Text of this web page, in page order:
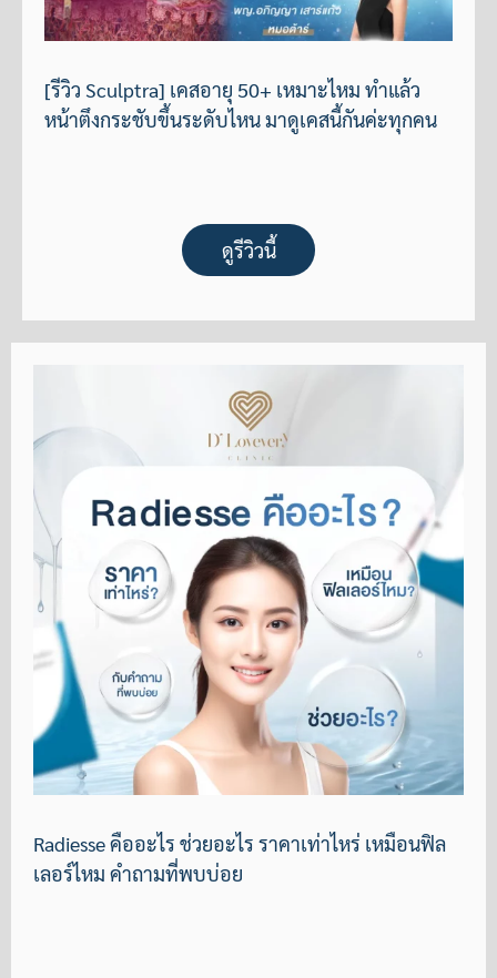
[รีวิว Sculptra] เคสอายุ 50+ เหมาะไหม ทำแล้ว
หน้าตึงกระชับขึ้นระดับไหน มาดูเคสนี้กันค่ะทุกคน
ดูรีวิวนี้
Radiesse คืออะไร ช่วยอะไร ราคาเท่าไหร่ เหมือนฟิล
เลอร์ไหม คำถามที่พบบ่อย